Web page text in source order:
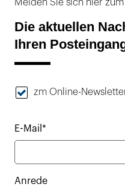
Melden Sie sich hier
Die aktuellen
Ihren
zm Online-
E-Mail*
Anrede